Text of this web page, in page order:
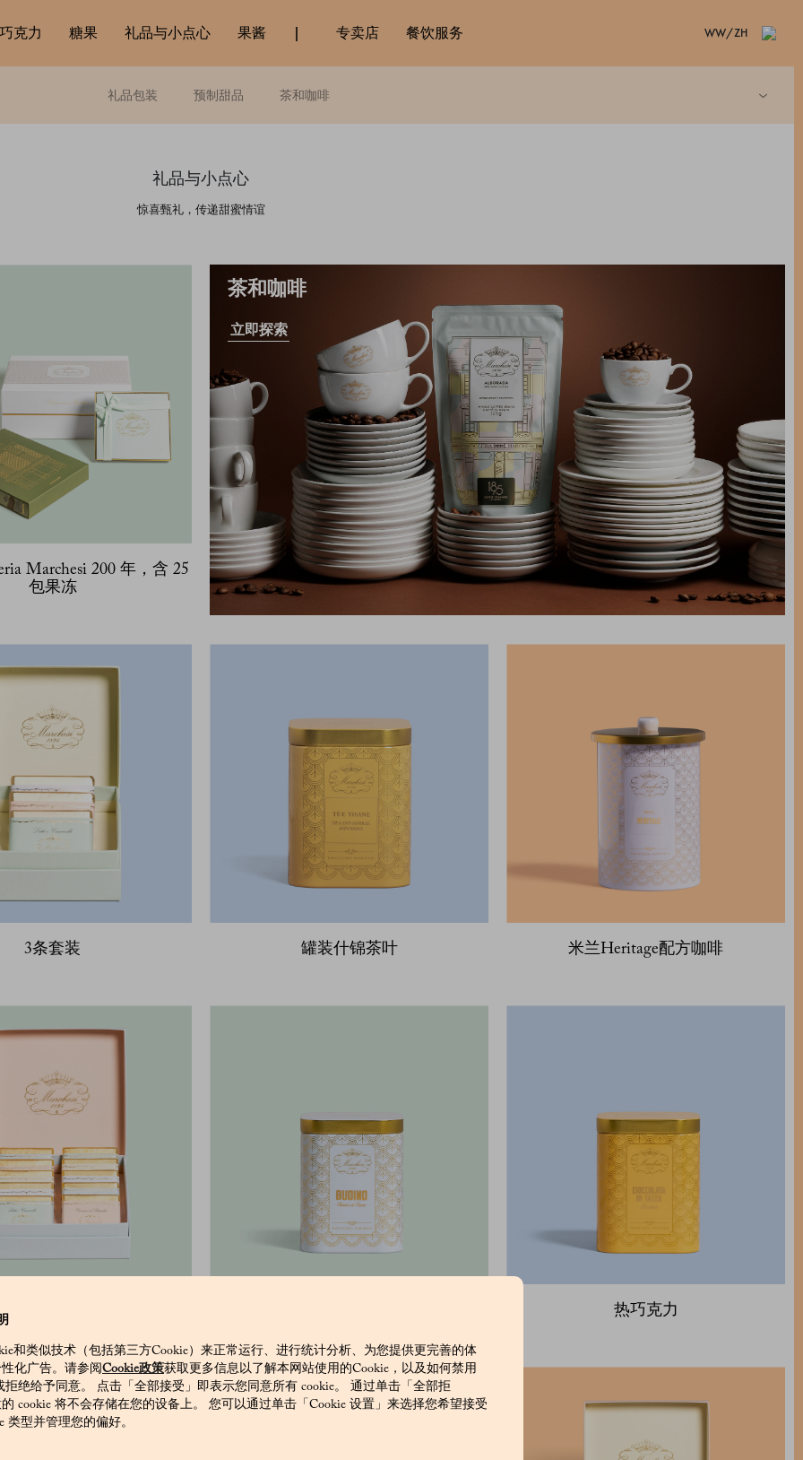
和类似技术（包括第三方Cookie）来正常运行、进行统计分析、为您提供更完善的体
化广告。请参阅Cookie政策获取更多信息以了解本网站使用的Cookie，以及如何禁用
拒绝给予同意。 点击「全部接受」即表示您同意所有 cookie。 通过单击「全部拒
cookie 将不会存储在您的设备上。 您可以通过单击「Cookie 设置」来选择您希望接受
类型并管理您的偏好。
巧克力 糖果 礼品与小点心 果酱 专卖店 餐饮服务 WW/ZH
礼品包装 预制甜品 茶和咖啡
礼品与小点心
惊喜甄礼，传递甜蜜情谊
Marchesi 200 年，含 25
包果冻
茶和咖啡
立即探索
3条套装 罐装什锦茶叶 米兰Heritage配方咖啡
热巧克力